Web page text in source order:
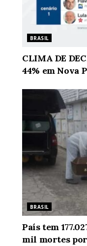
BRASIL
CLIMA DE
44% em Nova
BRASIL
País tem
mil mortes por